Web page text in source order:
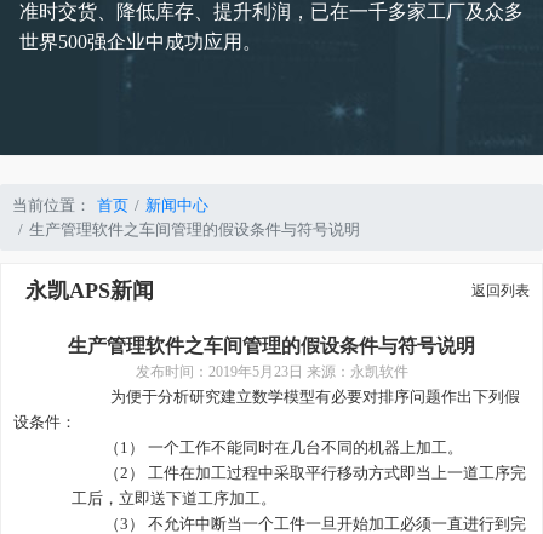
准时交货、降低库存、提升利润，已在一千多家工厂及众多
世界500强企业中成功应用。
当前位置： 首页
新闻中心
生产管理软件之车间管理的假设条件与符号说明
永凯APS新闻 返回列表
生产管理软件之车间管理的假设条件与符号说明
发布时间： 2019年5月23日 来源：永凯软件
为便于分析研究建立数学模型有必要对排序问题作出下列假
设条件：
（1） 一个工作不能同时在几台不同的机器上加工。
（2） 工件在加工过程中采取平行移动方式即当上一道工序完
工后，立即送下道工序加工。
（3） 不允许中断当一个工件一旦开始加工必须一直进行到完